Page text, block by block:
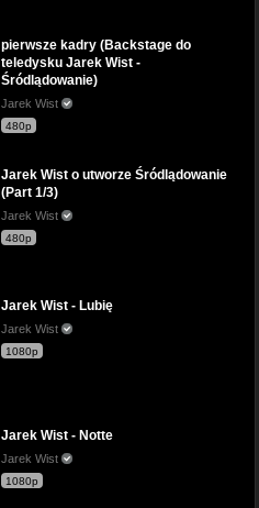
pierwsze kadry (Backstage do
teledysku Jarek Wist -
Śródlądowanie)
Jarek Wist
480p
Jarek Wist o utworze Śródlądowanie
(Part 1/3)
Jarek Wist
480p
Jarek Wist - Lubię
Jarek Wist
1080p
Jarek Wist - Notte
Jarek Wist
1080p